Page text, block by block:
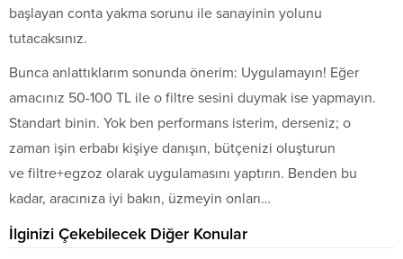
başlayan conta yakma sorunu ile sanayinin yolunu
tutacaksınız.
Bunca anlattıklarım sonunda önerim: Uygulamayın! Eğer
amacınız 50-100 TL ile o filtre sesini duymak ise yapmayın.
Standart binin. Yok ben performans isterim, derseniz; o
zaman işin erbabı kişiye danışın, bütçenizi oluşturun
ve filtre+egzoz olarak uygulamasını yaptırın. Benden bu
kadar, aracınıza iyi bakın, üzmeyin onları…
İlginizi Çekebilecek Diğer Konular